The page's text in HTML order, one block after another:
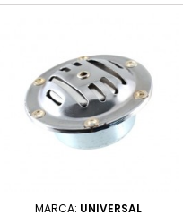
MARCA: UNIVERSAL